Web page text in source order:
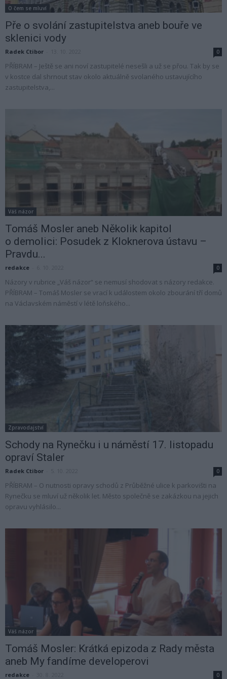
O čem se mluví
Pře o svolání zastupitelstva aneb bouře ve
sklenici vody
Radek Ctibor 0
PŘÍBRAM – Ještě se ani noví zastupitelé nesešli a už se přou. Tak by se
v kostce dal shrnout stav okolo aktuálně svolaného ustavujícího
zastupitelstva,...
Váš názor
Tomáš Mosler aneb Několik kapitol
o demolici: Posudek z Kloknerova ústavu –
Pravdu...
redakce 0
Názory v rubrice „Váš názor“ se nemusí shodovat s názory redakce.
PŘÍBRAM – Tomáš Mosler se vrací k událostem okolo zbourání tří domů
na Václavském náměstí v létě loňského...
Zpravodajství
Schody na Rynečku i u náměstí 17. listopadu
opraví Staler
Radek Ctibor 0
PŘÍBRAM – O nutnosti opravy schodů z Průběžné ulice k parkovišti na
Rynečku se mluví už několik let. Město společně se zakázkou na jejich
opravu vyhlásilo...
Váš názor
Tomáš Mosler: Krátká epizoda z Rady města
aneb My fandíme developerovi
redakce 0